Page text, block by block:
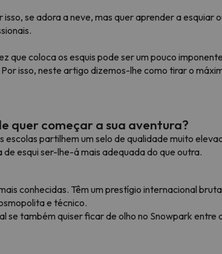
seu caminho. Assim que encontrar a sua bússola,
se adora a neve, mas quer aprender a
que coloca os esquis pode ser um pouco
isso, neste artigo dizemos-lhe como tirar o
quer começar a sua aventura?
escolas partilhem um selo de qualidade muito
esqui ser-lhe-á mais adequada do que outra.
conhecidas. Têm um prestígio internacional
e técnico.
se também quiser ficar de olho no Snowpark entre